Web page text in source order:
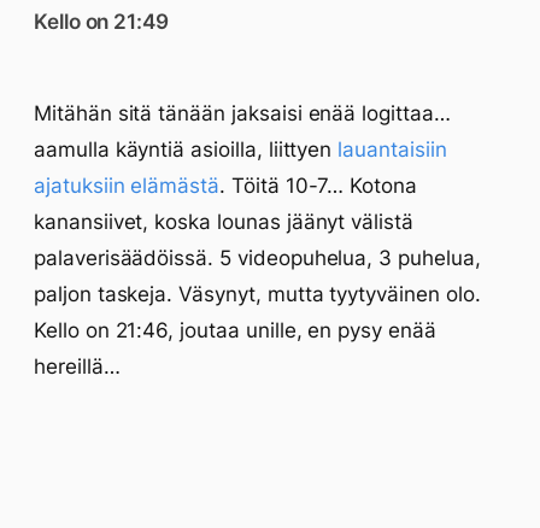
Kello on 21:49
Mitähän sitä tänään jaksaisi enää logittaa…
aamulla käyntiä asioilla, liittyen lauantaisiin
ajatuksiin elämästä. Töitä 10-7… Kotona
kanansiivet, koska lounas jäänyt välistä
palaverisäädöissä. 5 videopuhelua, 3 puhelua,
paljon taskeja. Väsynyt, mutta tyytyväinen olo.
Kello on 21:46, joutaa unille, en pysy enää
hereillä…